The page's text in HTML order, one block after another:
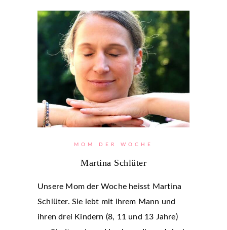
MOM DER WOCHE
Martina Schlüter
Unsere Mom der Woche heisst Martina
Schlüter. Sie lebt mit ihrem Mann und
ihren drei Kindern (8, 11 und 13 Jahre)